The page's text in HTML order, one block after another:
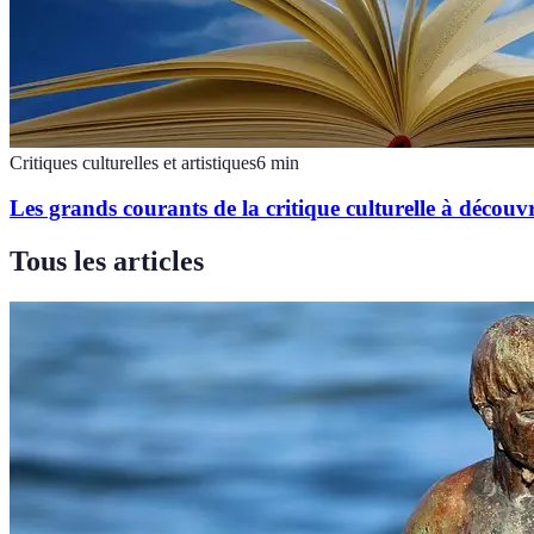
Critiques culturelles et artistiques6 min
Les grands courants de la critique culturelle à
Tous les articles